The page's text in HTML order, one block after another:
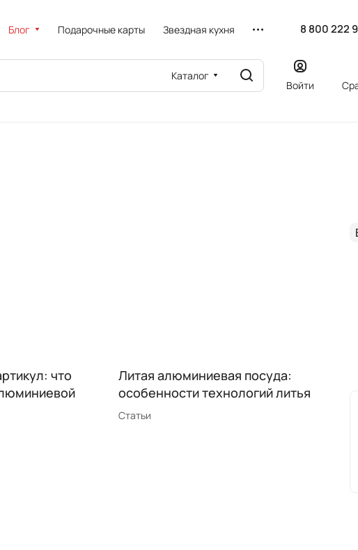
Блог Подарочные карты Звездная кухня 8 800 222
Каталог
Войти
что
Литая алюминиевая посуда:
особенности технологий литья
Статьи